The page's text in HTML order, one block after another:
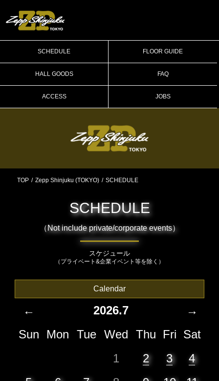
SCHEDULE FLOOR GUIDE
HALL GOODS FAQ
ACCESS JOBS
TOP Zepp Shinjuku (TOKYO) SCHEDULE
SCHEDULE
（Not include private/corporate events）
スケジュール
（プライベート&企業イベント等を除く）
Calendar
← 2026.7
→
Sun
Mon Tue Wed Thu Fri Sat
1
2 3
4